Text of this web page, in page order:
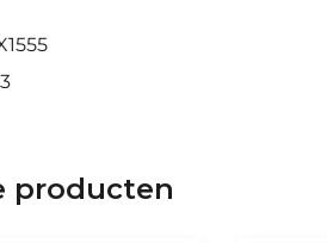
producten